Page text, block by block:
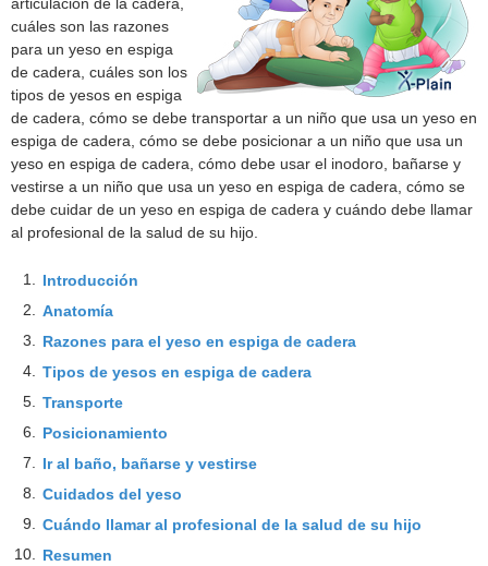
cuáles son las razones
para un yeso en espiga
de cadera, cuáles son los
tipos de yesos en espiga
de cadera, cómo se debe transportar a un niño que usa un yeso en
espiga de cadera, cómo se debe posicionar a un niño que usa un
yeso en espiga de cadera, cómo debe usar el inodoro, bañarse y
vestirse a un niño que usa un yeso en espiga de cadera, cómo se
debe cuidar de un yeso en espiga de cadera y cuándo debe llamar
al profesional de la salud de su hijo.
1. Introducción
2. Anatomía
3. Razones para el yeso en espiga de cadera
4. Tipos de yesos en espiga de cadera
5. Transporte
6. Posicionamiento
7. Ir al baño, bañarse y vestirse
8. Cuidados del yeso
9. Cuándo llamar al profesional de la salud de su hijo
10. Resumen